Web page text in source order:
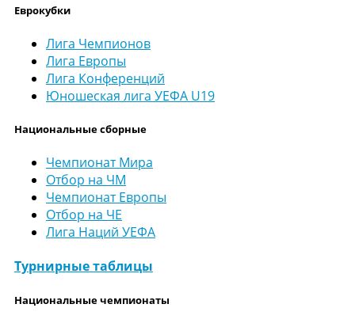
Еврокубки
Лига Чемпионов
Лига Европы
Лига Конференций
Юношеская лига УЕФА U19
Национальные сборные
Чемпионат Мира
Отбор на ЧМ
Чемпионат Европы
Отбор на ЧЕ
Лига Наций УЕФА
Турнирные таблицы
Национальные чемпионаты